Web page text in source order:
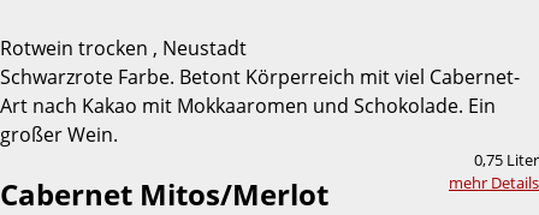
Rotwein trocken , Neustadt
Schwarzrote Farbe. Betont Körperreich mit viel Cabernet-
Art nach Kakao mit Mokkaaromen und Schokolade. Ein
großer Wein.
0,75 Liter
mehr Details
Cabernet Mitos/Merlot